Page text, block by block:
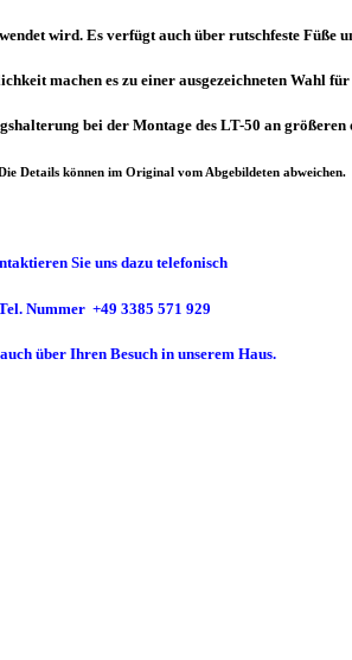
wird. Es verfügt auch über rutschfeste Füße
machen es zu einer ausgezeichneten Wahl
bei der Montage des LT-50 an größeren
Details können im Original vom Abgebildeten abweichen.
Sie uns dazu telefonisch
Nummer +49 3385 571 929
über Ihren Besuch in unserem Haus.